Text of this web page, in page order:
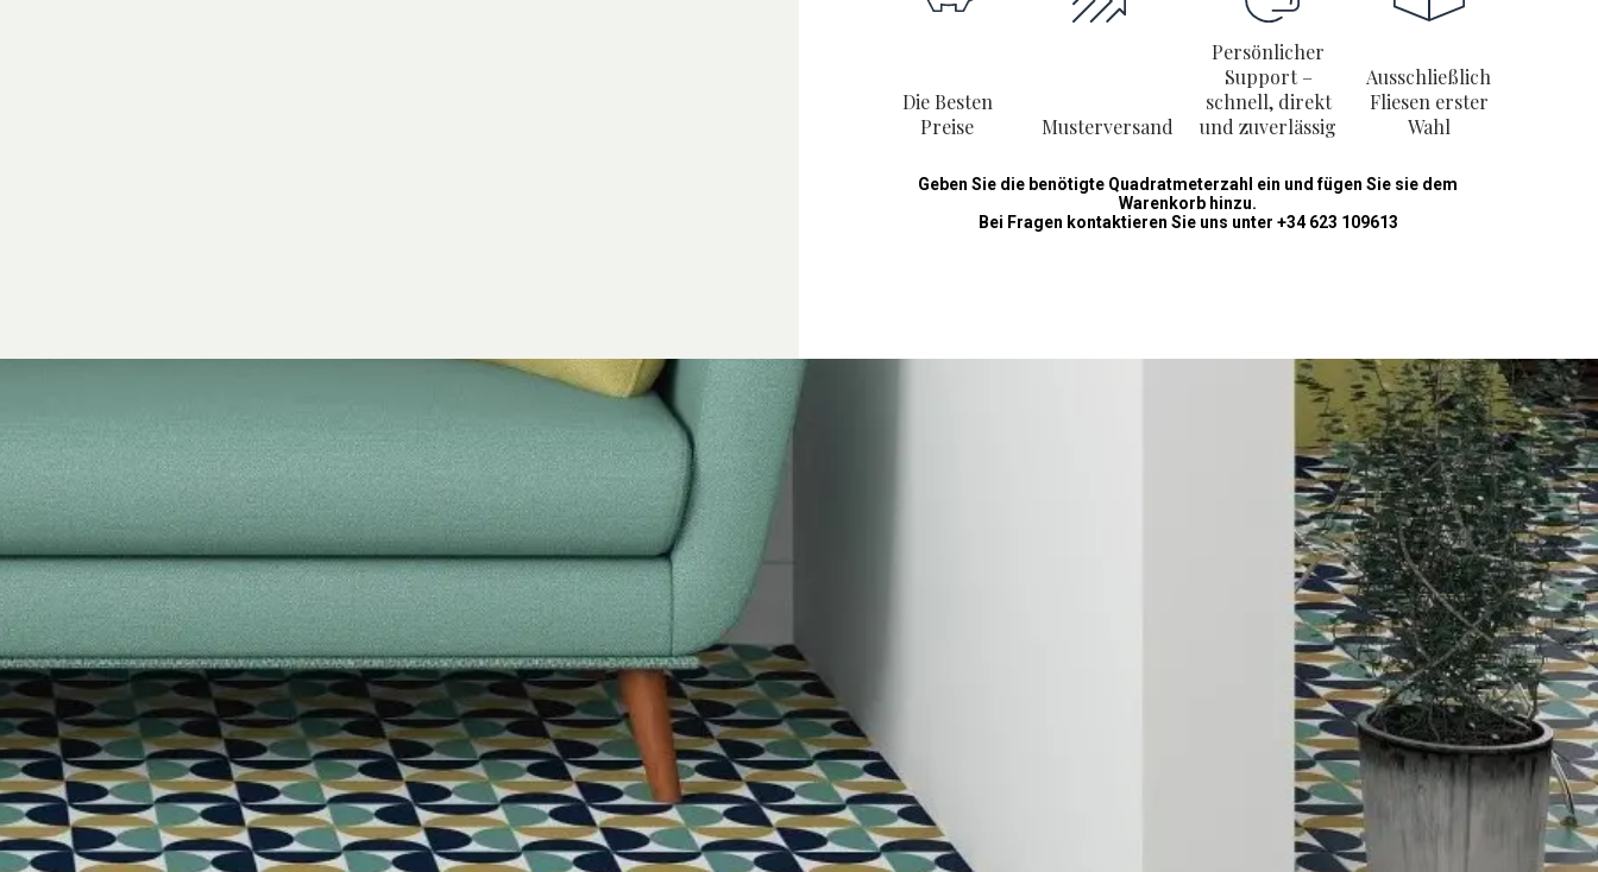
Die Besten
Preise
Musterversand
Persönlicher
Support –
schnell, direkt
und zuverlässig
Ausschließlich
Fliesen erster
Wahl
Geben Sie die benötigte Quadratmeterzahl ein und fügen Sie sie dem
Warenkorb hinzu.
Bei Fragen kontaktieren Sie uns unter +34 623 109613